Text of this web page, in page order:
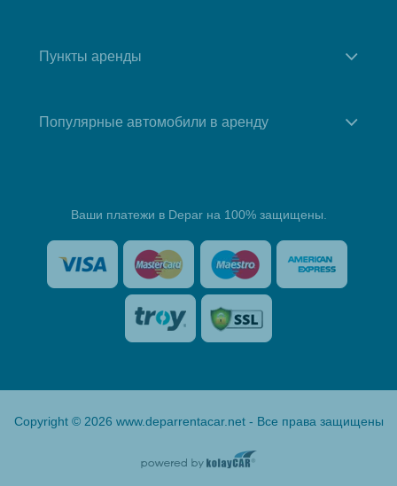
Пункты аренды
Популярные автомобили в аренду
Ваши платежи в Depar на 100% защищены.
Copyright © 2026 www.deparrentacar.net - Все права защищены